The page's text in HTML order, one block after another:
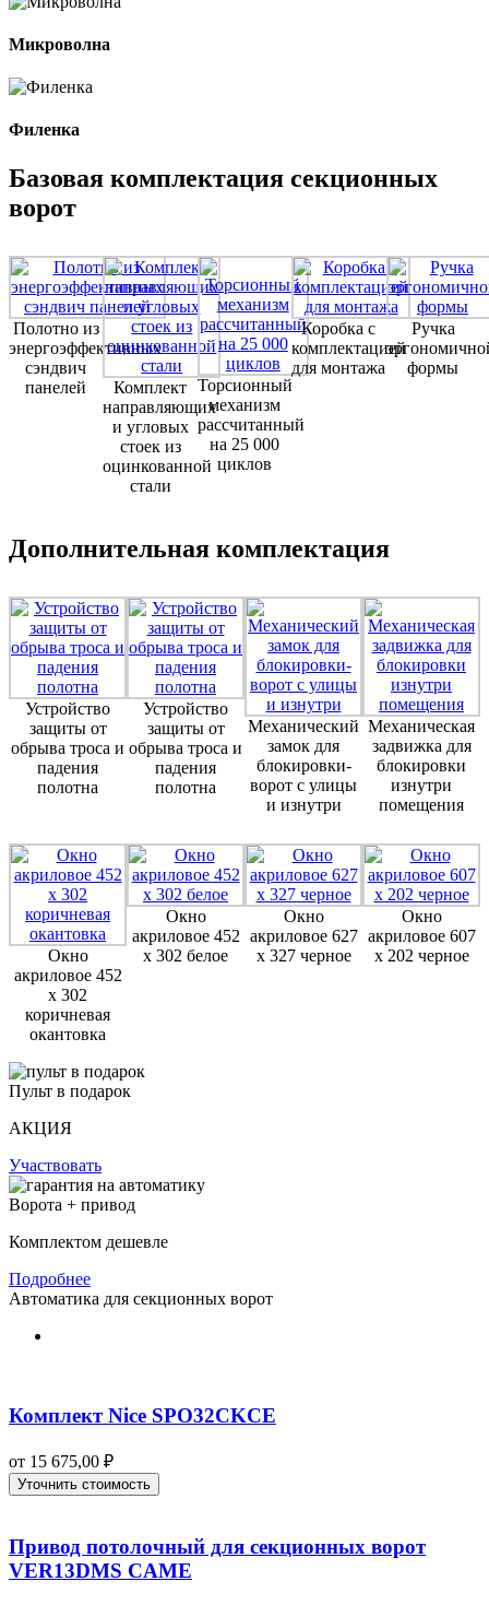
Микроволна
Филенка
Базовая комплектация секционных
ворот
Полотно из
энергоэффективных
сэндвич
панелей
Комплект
направляющих
и угловых
стоек из
оцинкованной
стали
Торсионный
механизм
рассчитанный
на 25 000
циклов
Коробка с
комплектацией
для монтажа
Ручка
формы
Дополнительная комплектация
Устройство
защиты от
обрыва троса и
падения
полотна
Устройство
защиты от
обрыва троса и
падения
полотна
Механический
замок для
блокировки-
ворот с улицы
и изнутри
Механическая
задвижка для
блокировки
изнутри
помещения
Окно
акриловое 452
х 302
коричневая
окантовка
Окно
акриловое 452
х 302 белое
Окно
акриловое 627
х 327 черное
Окно
акриловое 607
х 202 черное
Пульт в подарок
АКЦИЯ
Участвовать
Ворота + привод
Комплектом дешевле
Подробнее
Автоматика для секционных ворот
Комплект Nice SPO32CKCE
от 15 675,00 ₽
Уточнить стоимость
Привод потолочный для секционных ворот
VER13DMS CAME